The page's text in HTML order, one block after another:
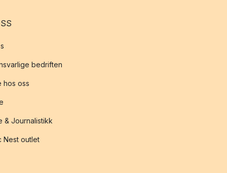
bedriften
hos oss
& Journalistikk
Nest outlet